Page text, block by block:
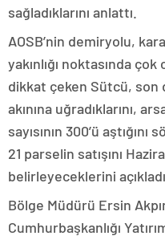
sağladıklarını anlattı.
AOSB’nin demiryolu,
yakınlığı noktasında
dikkat çeken Sütcü, son
akınına uğradıklarını,
sayısının 300’ü
21 parselin satışını
belirleyeceklerini açıkladı.
Bölge Müdürü Ersin
Cumhurbaşkanlığı